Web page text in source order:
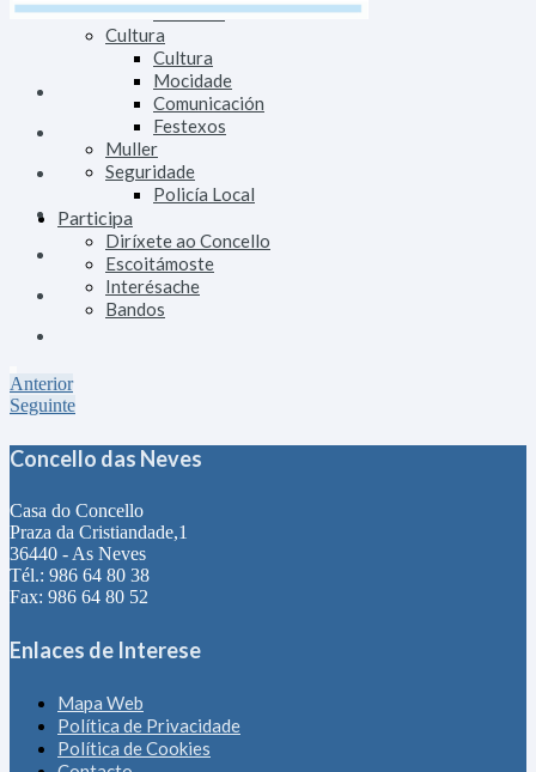
Sanidade
Cultura
Cultura
Mocidade
Comunicación
Festexos
Muller
Seguridade
Policía Local
Participa
Diríxete ao Concello
Escoitámoste
Interésache
Bandos
Anterior
Seguinte
Concello das Neves
Casa do Concello
Praza da Cristiandade,1
36440 - As Neves
Tél.: 986 64 80 38
Fax: 986 64 80 52
Enlaces de Interese
Mapa Web
Política de Privacidade
Política de Cookies